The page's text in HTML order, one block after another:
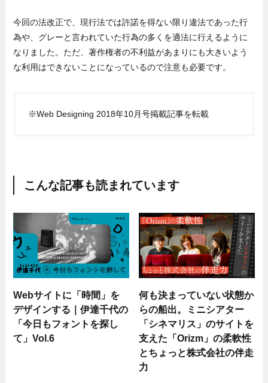
今回の法改正で、現行法では許諾を得ない限り違法であった行
為や、グレーと言われていた行為の多くを適法に行えるように
なりました。ただ、著作権者の不利益があまりにも大きいよう
な利用はできないことになっているので注意も必要です。
※Web Designing 2018年10月号掲載記事を転載
こんな記事も読まれています
Webサイトに「時間」を
デザインする｜伊達千代の
「今日もフォントを探し
て」Vol.6
何も決まっていない状態か
らの船出。ミニシアター
「シネマリス」のサイトを
支えた「Orizm」の柔軟性
とちょっと株式会社の伴走
力